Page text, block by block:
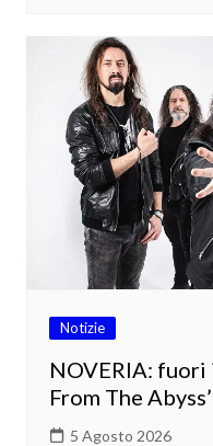
Notizie
NOVERIA: fuori
From The Abyss’
5 Agosto 2026